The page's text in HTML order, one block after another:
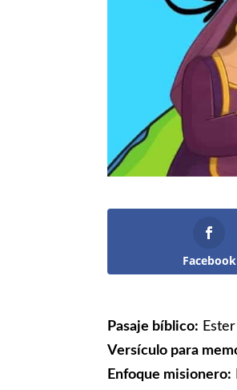
Facebook
Pasaje bíblico:
Versículo para
Enfoque misionero: